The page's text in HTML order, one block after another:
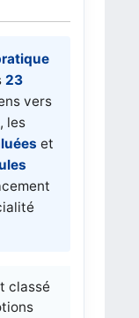
23
vers
, les
et
classé